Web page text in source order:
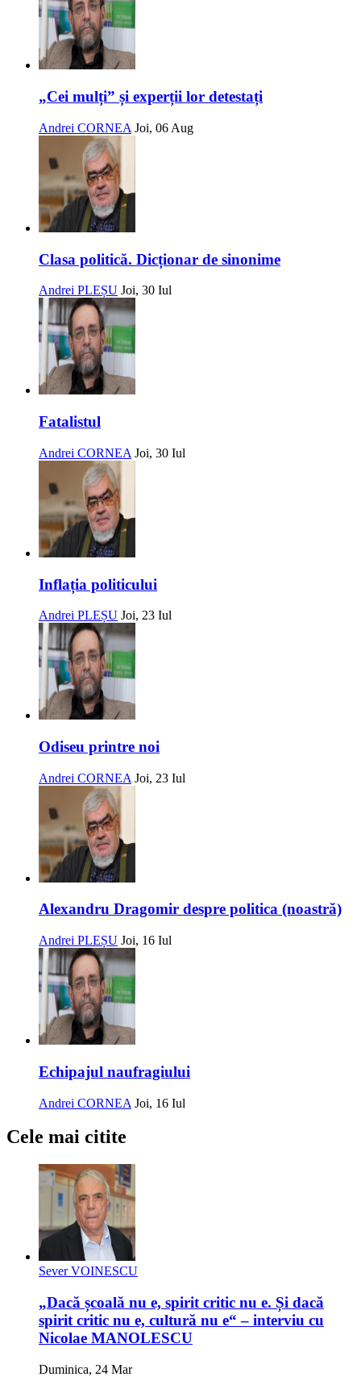
„Cei mulți” și experții lor detestați
Andrei CORNEA Joi, 06 Aug
Clasa politică. Dicționar de sinonime
Andrei PLEȘU Joi, 30 Iul
Fatalistul
Andrei CORNEA Joi, 30 Iul
Inflația politicului
Andrei PLEȘU Joi, 23 Iul
Odiseu printre noi
Andrei CORNEA Joi, 23 Iul
Alexandru Dragomir despre politica (noastră)
Andrei PLEȘU Joi, 16 Iul
Echipajul naufragiului
Andrei CORNEA Joi, 16 Iul
Cele mai citite
Sever VOINESCU
„Dacă școală nu e, spirit critic nu e. Și dacă
spirit critic nu e, cultură nu e“ – interviu cu
Nicolae MANOLESCU
Duminica, 24 Mar